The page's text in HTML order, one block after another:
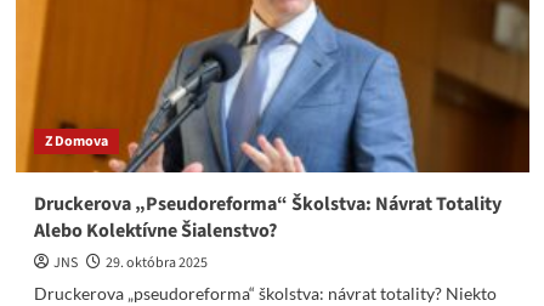
Bielorusku.
Z Domova
Druckerova „Pseudoreforma“ Školstva: Návrat Totality
Alebo Kolektívne Šialenstvo?
JNS
29. októbra 2025
Druckerova „pseudoreforma“ školstva: návrat totality? Niekto